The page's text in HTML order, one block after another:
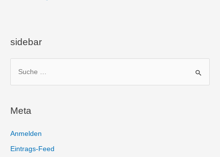
sidebar
n
Meta
Anmelden
Eintrags-Feed